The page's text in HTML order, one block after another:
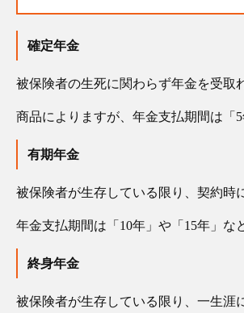
確定年金
被保険者の生死に関わらず年金を受取
商品によりますが、年金支払期間は「
有期年金
被保険者が生存している限り、契約時
年金支払期間は「10年」や「15年」な
終身年金
被保険者が生存している限り、一生涯